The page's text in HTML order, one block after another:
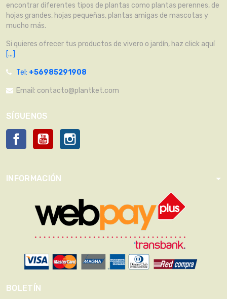
encontrar diferentes tipos de plantas como plantas perennes, de
hojas grandes, hojas pequeñas, plantas amigas de mascotas y
mucho más.
Si quieres ofrecer tus productos de vivero o jardín, haz click aquí
[...]
Tel: +56985291908
Email: contacto@plantket.com
SÍGUENOS
Facebook YouTube
INFORMACIÓN
BOLETÍN